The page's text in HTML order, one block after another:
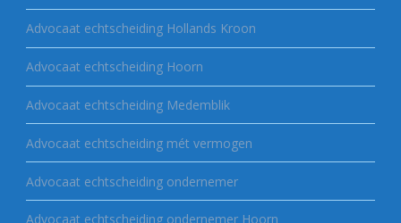
Advocaat echtscheiding Hollands Kroon
Advocaat echtscheiding Hoorn
Advocaat echtscheiding Medemblik
Advocaat echtscheiding mét vermogen
Advocaat echtscheiding ondernemer
Advocaat echtscheiding ondernemer Hoorn